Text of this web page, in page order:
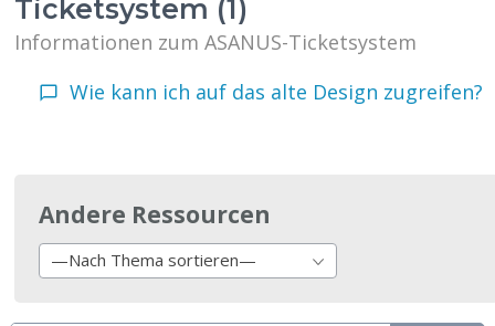
Ticketsystem (1)
Informationen zum ASANUS-Ticketsystem
Wie kann ich auf das alte Design zugreifen?
Andere Ressourcen
—Nach Thema sortieren—